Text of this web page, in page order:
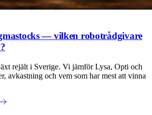
— vilken robotrådgivare
rejält i Sverige. Vi jämför Lysa, Opti och
avkastning och vem som har mest att vinna